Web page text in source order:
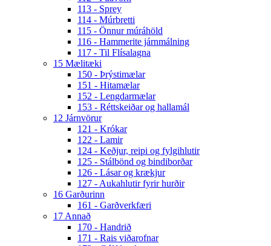
113 - Sprey
114 - Múrbretti
115 - Önnur múráhöld
116 - Hammerite járnmálning
117 - Til Flísalagna
15 Mælitæki
150 - Þrýstimælar
151 - Hitamælar
152 - Lengdarmælar
153 - Réttskeiðar og hallamál
12 Járnvörur
121 - Krókar
122 - Lamir
124 - Keðjur, reipi og fylgihlutir
125 - Stálbönd og bindiborðar
126 - Lásar og krækjur
127 - Aukahlutir fyrir hurðir
16 Garðurinn
161 - Garðverkfæri
17 Annað
170 - Handrið
171 - Rais viðarofnar